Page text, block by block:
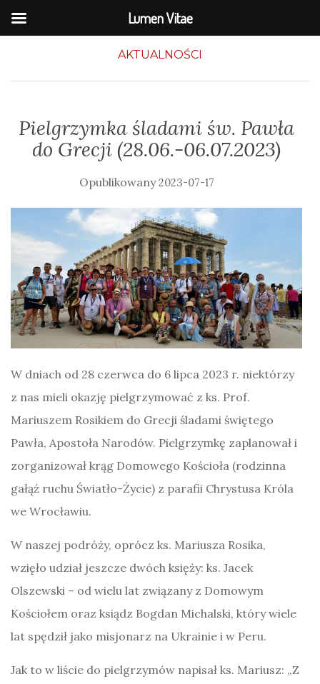
AKTUALNOŚCI
Pielgrzymka śladami św. Pawła
do Grecji (28.06.-06.07.2023)
2023-07-17
W dniach od 28 czerwca do 6 lipca 2023 r. niektórzy
z nas mieli okazję pielgrzymować z ks. Prof.
Mariuszem Rosikiem do Grecji śladami świętego
Pawła, Apostoła Narodów. Pielgrzymkę zaplanował i
zorganizował krąg Domowego Kościoła (rodzinna
gałąź ruchu Światło-Życie) z parafii Chrystusa Króla
we Wrocławiu.
W naszej podróży, oprócz ks. Mariusza Rosika,
wzięło udział jeszcze dwóch księży: ks. Jacek
Olszewski – od wielu lat związany z Domowym
Kościołem oraz ksiądz Bogdan Michalski, który wiele
lat spędził jako misjonarz na Ukrainie i w Peru.
Jak to w liście do pielgrzymów napisał ks. Mariusz: „Z
Lumen Vitae